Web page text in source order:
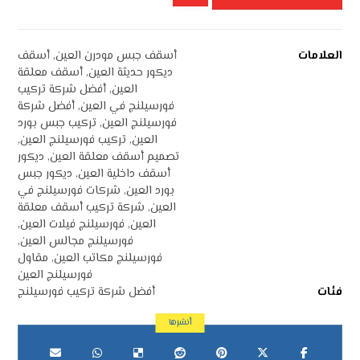
العلامات أسقف جبس مودرن العين,أسقف
ديكور حديثة العين,أسقف معلقة
العين,أفضل شركة تركيب
فورسيلنج في العين,أفضل شركة
فورسيلنج العين, تركيب جبس بورد
العين, تركيب فورسيلنج العين,
تصميم أسقف معلقة العين, ديكور
أسقف داخلية العين, ديكور جبس
بورد العين, شركات فورسيلنج في
العين, شركة تركيب أسقف معلقة
العين, فورسيلنج فيلات العين,
فورسيلنج مجالس العين,
فورسيلنج مكاتب العين, مقاول
فورسيلنج العين
فئات
أفضل شركة تركيب فورسيلنج